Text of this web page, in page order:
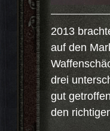
2013
auf den
drei
gut
den